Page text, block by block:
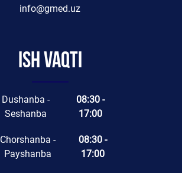
info@gmed.uz
Ish vaqti
Dushanba -
Seshanba
08:30 -
17:00
Chorshanba -
Payshanba
08:30 -
17:00